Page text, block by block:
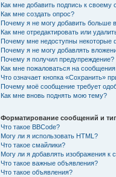
Как мне добавить подпись к своему
Как мне создать опрос?
Почему я не могу добавить больше
Как мне отредактировать или
Почему мне недоступны некоторые
Почему я не могу добавлять
Почему я получил предупреждение?
Как мне пожаловаться на
Что означает кнопка «Сохранить»
Почему моё сообщение требует
Как мне вновь поднять мою тему?
Форматирование сообщений и
Что такое BBCode?
Могу ли я использовать HTML?
Что такое смайлики?
Могу ли я добавлять изображения к
Что такое важные объявления?
Что такое объявления?